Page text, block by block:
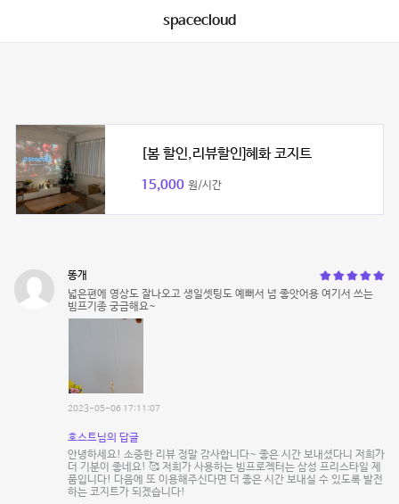
spacecloud
[봄 할인,리뷰할인]혜화 코지트
15,000 원/시간
똥개
넓은편에 영상도 잘나오고 생일셋팅도 예뻐서 넘 좋앗어용 여기서 쓰는
빔프기종 궁금해요~
2023-05-06 17:11:07
호스트님의 답글
안녕하세요! 소중한 리뷰 정말 감사합니다~ 좋은 시간 보내셨다니 저희가
더 기분이 좋네요! 🥰 저희가 사용하는 빔프로젝터는 삼성 프리스타일 제
품입니다! 다음에 또 이용해주신다면 더 좋은 시간 보내실 수 있도록 발전
하는 코지트가 되겠습니다!